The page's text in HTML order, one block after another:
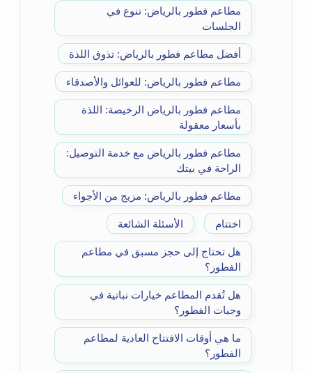
مطاعم فطور بالرياض: تنوع في
الجلسات
أفضل مطاعم فطور بالرياض: تذوق اللذة
مطاعم فطور بالرياض: للعوائل والأصدقاء
مطاعم فطور بالرياض الرخيصة: اللذة
بأسعار معقولة
مطاعم فطور بالرياض مع خدمة التوصيل:
الراحة في بيتك
مطاعم فطور بالرياض: مزيج من الأجواء
اختتام
الأسئلة الشائعة
هل تحتاج إلى حجز مسبق في مطاعم
الفطور؟
هل تُقدم المطاعم خيارات نباتية في
وجبات الفطور؟
ما هي أوقات الافتتاح العادية لمطاعم
الفطور؟